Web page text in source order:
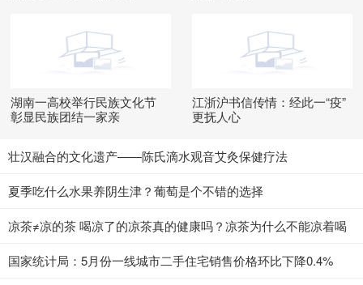
湖南一高校举行民族文化节
彰显民族团结一家亲
江浙沪书信传情：经此一“疫”
更抚人心
壮汉融合的文化遗产——陈氏滴水观音艾灸保健疗法
夏季吃什么水果养阴生津？葡萄是个不错的选择
凉茶≠凉的茶 喝凉了的凉茶真的健康吗？凉茶为什么不能凉着喝
国家统计局：5月份一线城市二手住宅销售价格环比下降0.4%